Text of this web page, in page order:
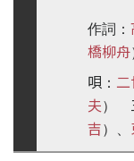
作詞：
橋柳舟
唄 ：
夫）
吉）、